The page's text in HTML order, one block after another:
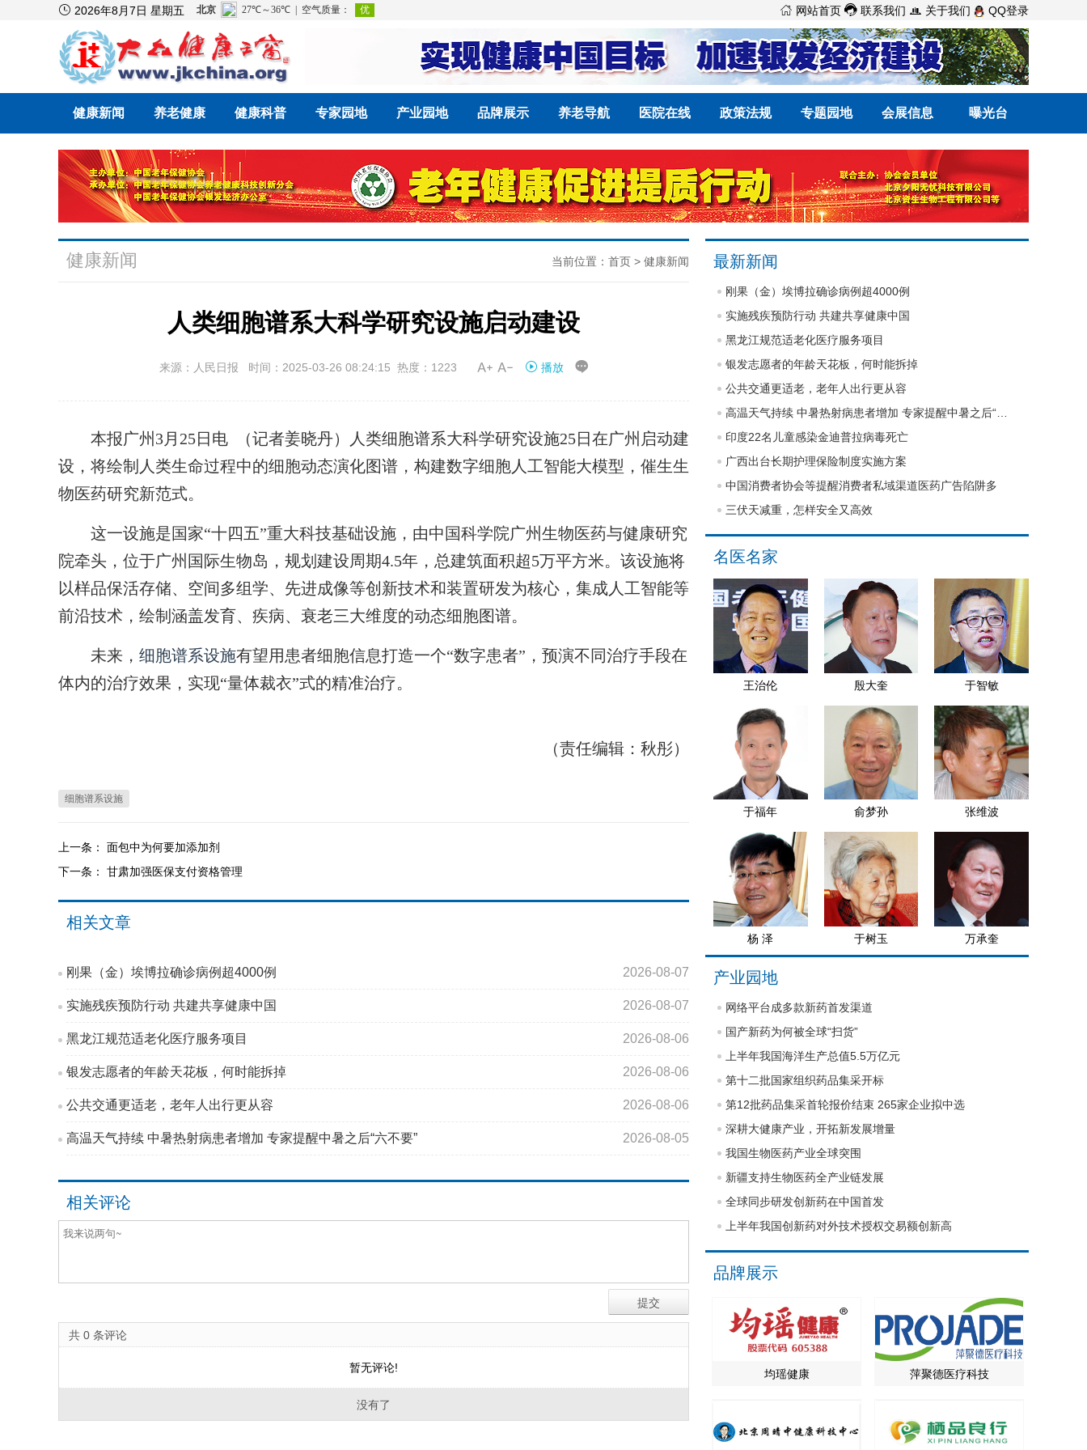
 2026年8月7日 星期五  网站首页  联系我们  关于我们 QQ登录
健康新闻 养老健康 健康科普 专家园地 产业园地 品牌展示 养老导航 医院在线 政策法规 专题园地 会展信息 曝光台
健康新闻 当前位置： 首页 > 健康新闻
人类细胞谱系大科学研究设施启动建设
来源：人民日报 时间：2025-03-26 08:24:15 热度：1223  播放 
本报广州3月25日电 （记者姜晓丹）人类细胞谱系大科学研究设施25日在广州启动建
设，将绘制人类生命过程中的细胞动态演化图谱，构建数字细胞人工智能大模型，催生生
物医药研究新范式。
这一设施是国家“十四五”重大科技基础设施，由中国科学院广州生物医药与健康研究
院牵头，位于广州国际生物岛，规划建设周期4.5年，总建筑面积超5万平方米。该设施将
以样品保活存储、空间多组学、先进成像等创新技术和装置研发为核心，集成人工智能等
前沿技术，绘制涵盖发育、疾病、衰老三大维度的动态细胞图谱。
未来， 细胞谱系设施有望用患者细胞信息打造一个“数字患者”，预演不同治疗手段在
体内的治疗效果，实现“量体裁衣”式的精准治疗。
（责任编辑：秋彤）
细胞谱系设施
上一条： 面包中为何要加添加剂
下一条： 甘肃加强医保支付资格管理
相关文章
刚果（金）埃博拉确诊病例超4000例 2026-08-07
实施残疾预防行动 共建共享健康中国 2026-08-07
黑龙江规范适老化医疗服务项目 2026-08-06
银发志愿者的年龄天花板，何时能拆掉 2026-08-06
公共交通更适老，老年人出行更从容 2026-08-06
高温天气持续 中暑热射病患者增加 专家提醒中暑之后“六不要” 2026-08-05
相关评论
共 0 条评论
暂无评论!
没有了
最新新闻
刚果（金）埃博拉确诊病例超4000例
实施残疾预防行动 共建共享健康中国
黑龙江规范适老化医疗服务项目
银发志愿者的年龄天花板，何时能拆掉
公共交通更适老，老年人出行更从容
印度22名儿童感染金迪普拉病毒死亡
广西出台长期护理保险制度实施方案
中国消费者协会等提醒消费者私域渠道医药广告陷阱多
三伏天减重，怎样安全又高效
名医名家
王治伦 殷大奎 于智敏
于福年 俞梦孙 张维波
杨 泽 于树玉 万承奎
产业园地
网络平台成多款新药首发渠道
国产新药为何被全球“扫货”
上半年我国海洋生产总值5.5万亿元
第十二批国家组织药品集采开标
第12批药品集采首轮报价结束 265家企业拟中选
深耕大健康产业，开拓新发展增量
我国生物医药产业全球突围
新疆支持生物医药全产业链发展
全球同步研发创新药在中国首发
上半年我国创新药对外技术授权交易额创新高
品牌展示
均瑶健康 萍聚德医疗科技